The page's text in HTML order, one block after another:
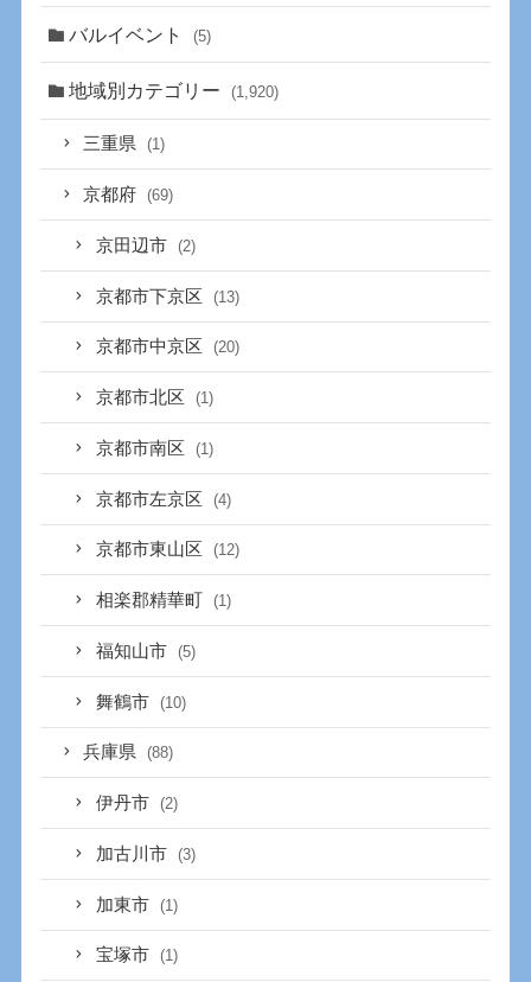
バルイベント (5)
地域別カテゴリー (1,920)
三重県 (1)
京都府 (69)
京田辺市 (2)
京都市下京区 (13)
京都市中京区 (20)
京都市北区 (1)
京都市南区 (1)
京都市左京区 (4)
京都市東山区 (12)
相楽郡精華町 (1)
福知山市 (5)
舞鶴市 (10)
兵庫県 (88)
伊丹市 (2)
加古川市 (3)
加東市 (1)
宝塚市 (1)